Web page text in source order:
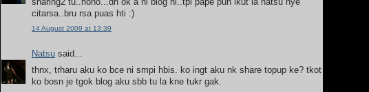
citarsa..bru rsa puas hti :)
14 August 2009 at 13:39
Natsu said...
thnx, trharu aku ko bce ni smpi hbis. ko ingt aku nk share topup ke? tkot
ko bosn je tgok blog aku sbb tu la kne tukr gak.